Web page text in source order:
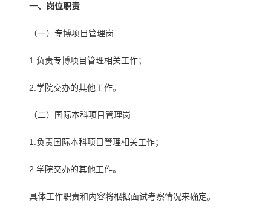
一、岗位职责
（一）专博项目管理岗
1.负责专博项目管理相关工作；
2.学院交办的其他工作。
（二）国际本科项目管理岗
1.负责国际本科项目管理相关工作；
2.学院交办的其他工作。
具体工作职责和内容将根据面试考察情况来确定。